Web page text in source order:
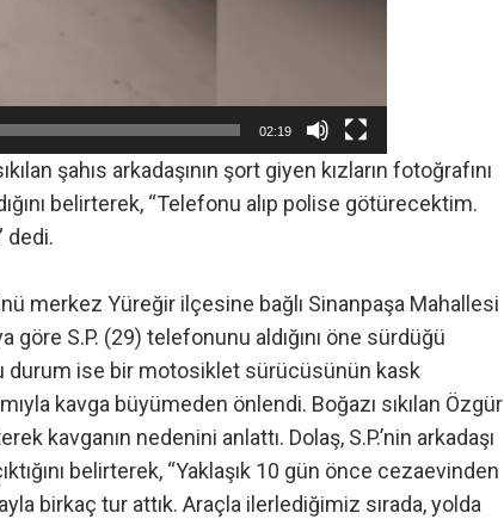
02:19
şahıs arkadaşının şort giyen kızların fotoğrafını
belirterek, “Telefonu alıp polise götürecektim.
dedi.
merkez Yüreğir ilçesine bağlı Sinanpaşa Mahallesi
göre S.P. (29) telefonunu aldığını öne sürdüğü
durum ise bir motosiklet sürücüsünün kask
kavga büyümeden önlendi. Boğazı sıkılan Özgür
kavganın nedenini anlattı. Dolaş, S.P.’nin arkadaşı
belirterek, “Yaklaşık 10 gün önce cezaevinden
birkaç tur attık. Araçla ilerlediğimiz sırada, yolda